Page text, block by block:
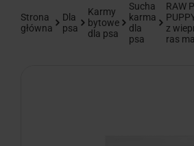
Strona
główna
Dla
psa
Karmy
bytowe
dla psa
Sucha
karma
dla
psa
RAW
z
ras